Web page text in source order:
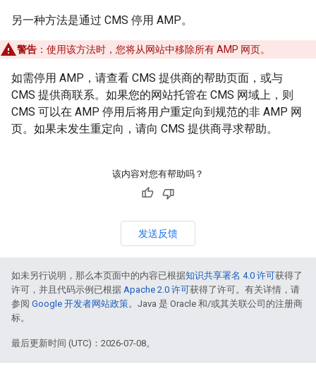
另一种方法是通过 CMS 停用 AMP。
警告 ：使用该方法时，您将从网站中移除所有 AMP 网页。
如需停用 AMP，请查看 CMS 提供商的帮助页面，或与
CMS 提供商联系。如果您的网站托管在 CMS 网域上，则
CMS 可以在 AMP 停用后将用户重定向到规范的非 AMP 网
页。如果未发生重定向，请向 CMS 提供商寻求帮助。
该内容对您有帮助吗？
发送反馈
如未另行说明，那么本页面中的内容已根据知识共享署名 4.0 许可获得了
许可，并且代码示例已根据 Apache 2.0 许可获得了许可。有关详情，请
参阅 Google 开发者网站政策。Java 是 Oracle 和/或其关联公司的注册商
标。
最后更新时间 (UTC)：2026-07-08。